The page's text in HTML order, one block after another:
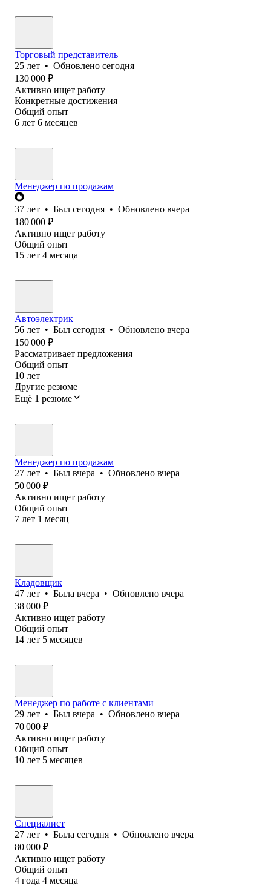
Торговый представитель
25 лет • Обновлено сегодня
130 000 ₽
Активно ищет работу
Конкретные достижения
Общий опыт
6 лет 6 месяцев
Менеджер по продажам
37 лет • Был сегодня • Обновлено вчера
180 000 ₽
Активно ищет работу
Общий опыт
15 лет 4 месяца
Автоэлектрик
56 лет • Был сегодня • Обновлено вчера
150 000 ₽
Рассматривает предложения
Общий опыт
10 лет
Другие резюме
Ещё 1 резюме
Менеджер по продажам
27 лет • Был вчера • Обновлено вчера
50 000 ₽
Активно ищет работу
Общий опыт
7 лет 1 месяц
Кладовщик
47 лет • Была вчера • Обновлено вчера
38 000 ₽
Активно ищет работу
Общий опыт
14 лет 5 месяцев
Менеджер по работе с клиентами
29 лет • Был вчера • Обновлено вчера
70 000 ₽
Активно ищет работу
Общий опыт
10 лет 5 месяцев
Специалист
27 лет • Была сегодня • Обновлено вчера
80 000 ₽
Активно ищет работу
Общий опыт
4 года 4 месяца